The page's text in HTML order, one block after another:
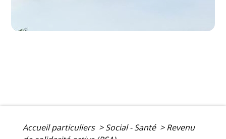
Accueil particuliers > Social - Santé > Revenu